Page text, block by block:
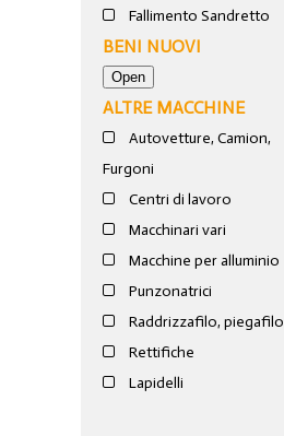
Fallimento Sandretto
BENI NUOVI
ALTRE MACCHINE
Autovetture, Camion,
Furgoni
Centri di lavoro
Macchinari vari
Macchine per alluminio
Punzonatrici
Raddrizzafilo, piegafilo
Rettifiche
Lapidelli